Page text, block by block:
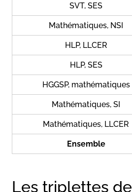
SVT, SES
Mathématiques, NSI
HLP, LLCER
HLP, SES
HGGSP, mathématiques
Mathématiques, SI
Mathématiques, LLCER
Ensemble
Les triplettes de